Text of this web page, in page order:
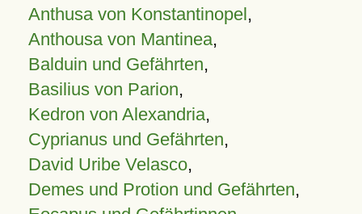
Anthusa von Konstantinopel,
Anthousa von Mantinea,
Balduin und Gefährten,
Basilius von Parion,
Kedron von Alexandria,
Cyprianus und Gefährten,
David Uribe Velasco,
Demes und Protion und Gefährten,